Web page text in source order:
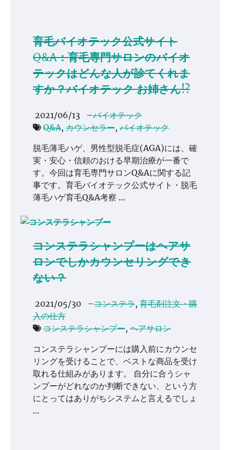
育毛バイオテック公式サイト
Q&A：育毛専門サロンのバイオ
テックはどんな人が診てくれま
すか？バイオテック お姉さん!?
2021/06/13 –バイオテック
Q&A, カウンセラー, バイオテック
脱毛薄毛ハゲ、男性型脱毛症(AGA)には、確
実・安心・信頼のおける早期治療が一番で
す。今回は育毛専門サロンQ&Aに関する記
事です。育毛バイオテック公式サイト・脱毛
薄毛ハゲ育毛Q&A考察 …
コンステラシャンプーはヘアサ
ロンでしかカウンセリングでき
ない？
2021/05/30 –コンステラ, 育毛剤注文・購
入の仕方
コンステラシャンプー, ヘアサロン
コンステラシャンプーには購入前にカウンセ
リングを受けることで、ベストな商品を受け
取れる仕組みがあります。 自分に合うシャ
ンプーがどれなのか判断できない、という方
にとってはありがちシステムと言えるでしょ
…